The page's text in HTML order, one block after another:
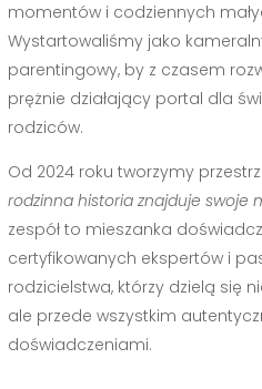
momentów i codziennych
Wystartowaliśmy jako
parentingowy, by z czasem
prężnie działający portal dla
rodziców.
Od 2024 roku tworzymy
rodzinna historia znajduje swoje
zespół to mieszanka
certyfikowanych ekspertów i
rodzicielstwa, którzy dzielą się
ale przede wszystkim
doświadczeniami.